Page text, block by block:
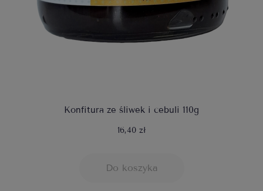
Konfitura ze śliwek i cebuli 110g
16,40 zł
Do koszyka